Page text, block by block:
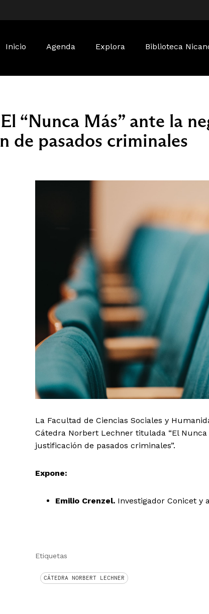
Inicio Agenda Explora Biblioteca
“Nunca Más” ante la
de pasados criminales
La Facultad de Ciencias Sociales y
Cátedra Norbert Lechner titulada “El
justificación de pasados criminales”.
Expone:
Emilio Crenzel.Investigador Conicet y
Etiquetas
CÁTEDRA NORBERT LECHNER